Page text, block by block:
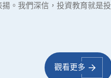
。我們深信，投資教育就是投
觀看更多